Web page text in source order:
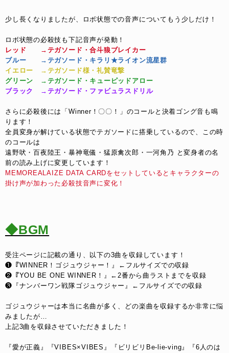
少し長くなりましたが、ロボ状態での音声についてもう少しだけ！
ロボ状態の必殺技も下記音声が発動！
レッド　　→テガソード・合斗狼ブレイカー
ブルー　　→テガソード・キラリ★ライオン流星群
イエロー　→テガソード様・礼賛竜撃
グリーン　→テガソード・キューピッドアロー
ブラック　→テガソード・ファビュラスドリル
さらに必殺後には「Winner！〇〇！」のコールと決着ゴング音も鳴
ります！
全員変身が解けている状態でテガソードに搭乗しているので、この時
のコールは
遠野吠・百夜陸王・暴神竜儀・猛原禽次郎・一河角乃 と変身者の名
前の読み上げに変更しています！
MEMOREALAIZE DATA CARDをセットしているとキャラクターの
掛け声が加わった必殺技音声に変化！
◆BGM
受注ページに記載の通り、以下の3曲を収録しています！
❶『WINNER！ゴジュウジャー！』←フルサイズでの収録
❷『YOU BE ONE WINNER！』←2番から曲ラストまでを収録
❸『ナンバーワン戦隊ゴジュウジャー』←フルサイズでの収録
ゴジュウジャーは本当に名曲が多く、どの楽曲を収録するか非常に悩
みましたが…
上記3曲を収録させていただきました！
『愛が正義』『VIBES×VIBES』『ビリビリBe-lie-ving』『6人のは